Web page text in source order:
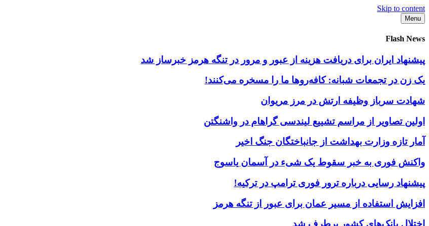
Skip to content
Menu
Flash News
پیشنهاد ایران برای دریافت هزینه از عبور و مرور در تنگه هرمز خبرساز شد
یک زن در تجمعات شبانه: کافه‌روها ما را مسخره می‌کنند!
شهادت سرباز وظیفه ارتش در مرز مریوان
اولین تصاویر از مراسم تشییع لیندسی گراهام در واشنگتن
آمار تازه وزارت بهداشت از جانباختگان جنگ اخیر
واکنش فوری به خبر سقوط یک شیء در آسمان یاسوج
پیشنهاد رسایی درباره ترور فوری ترامپ در ترکیه!
افزایش استفاده از مسیر عمان برای عبور از تنگه هرمز
اختلال بانک‌های کشور برطرف شد